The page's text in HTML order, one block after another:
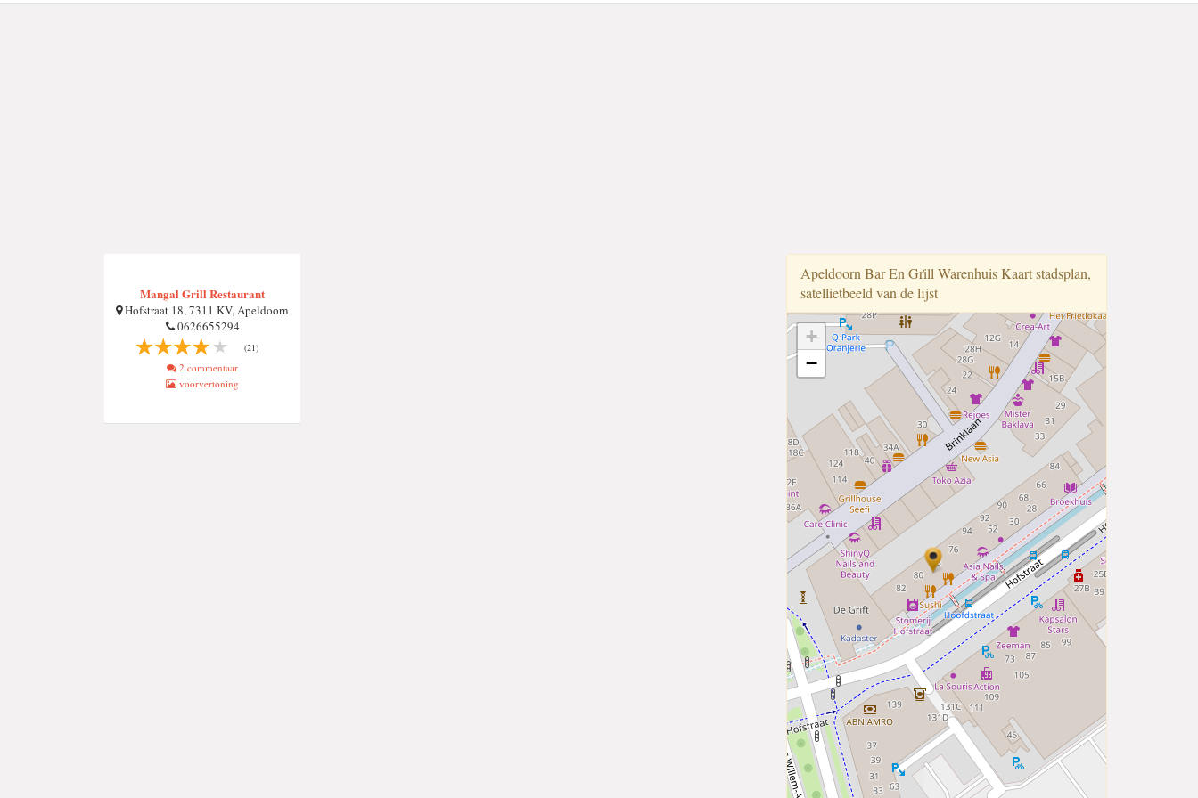
Mangal Grill Restaurant
Hofstraat 18, 7311 KV, Apeldoorn
0626655294
(21)
2 commentaar
voorvertoning
Apeldoorn Bar En Gri̇ll Warenhuis Kaart stadsplan,
satellietbeeld van de lijst
+
−